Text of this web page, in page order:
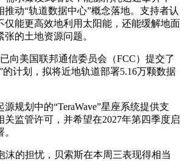
推动“轨道数据中心”概念落地。支持者认
仅能更高效地利用太阳能，还能缓解地面
的土地资源问题。
向美国联邦通信委员会（FCC）提交了
的计划，拟将近地轨道部署5.16万颗数据
规划中的“TeraWave”星座系统提供支
关监管许可，并希望在2027年第四季度启
沫的担忧，贝索斯在本周三表现得相当